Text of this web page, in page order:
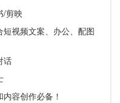
/剪映
视频文案、办公、配图
话
容创作必备！